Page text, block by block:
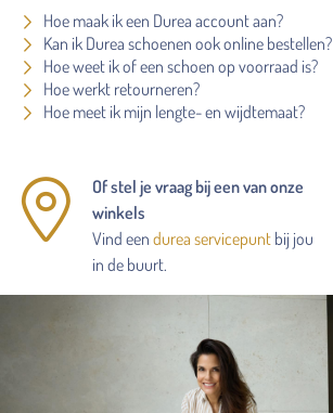
Hoe maak ik een Durea account aan?
Kan ik Durea schoenen ook online bestellen?
Hoe weet ik of een schoen op voorraad is?
Hoe werkt retourneren?
Hoe meet ik mijn lengte- en wijdtemaat?
Of stel je vraag bij een van onze
winkels
Vind een durea servicepunt bij jou
in de buurt.